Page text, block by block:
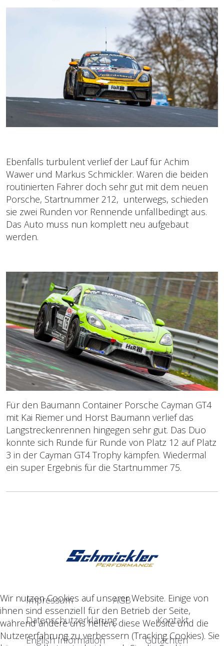
Ebenfalls turbulent verlief der Lauf für Achim
Wawer und Markus Schmickler. Waren die beiden
routinierten Fahrer doch sehr gut mit dem neuen
Porsche, Startnummer 212, unterwegs, schieden
sie zwei Runden vor Rennende unfallbedingt aus.
Das Auto muss nun komplett neu aufgebaut
werden.
Für den Baumann Container Porsche Cayman GT4
mit Kai Riemer und Horst Baumann verlief das
Langstreckenrennen hingegen sehr gut. Das Duo
konnte sich Runde für Runde von Platz 12 auf Platz
3 in der Cayman GT4 Trophy kämpfen. Wiedermal
ein super Ergebnis für die Startnummer 75.
Impressum
AGB
Datenschutzerklärung
Kontakt
English Information
Gutachten
Wir nutzen Cookies auf unserer Website. Einige von
ihnen sind essenziell für den Betrieb der Seite,
während andere uns helfen, diese Website und die
Nutzererfahrung zu verbessern (Tracking Cookies). Sie